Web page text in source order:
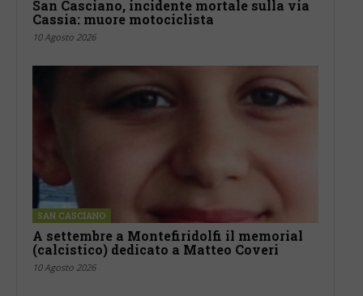
San Casciano, incidente mortale sulla via
Cassia: muore motociclista
10 Agosto 2026
SAN CASCIANO
A settembre a Montefiridolfi il memorial
(calcistico) dedicato a Matteo Coveri
10 Agosto 2026